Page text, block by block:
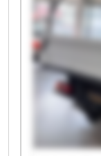
Cargobull
Store Lille
Schmitz
Cargobull
Store Lille
Schmitz
Cargobull
Store Lille